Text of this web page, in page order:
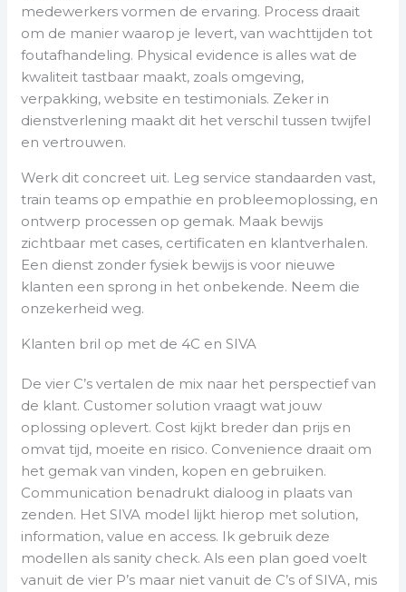
medewerkers vormen de ervaring. Process draait
om de manier waarop je levert, van wachttijden tot
foutafhandeling. Physical evidence is alles wat de
kwaliteit tastbaar maakt, zoals omgeving,
verpakking, website en testimonials. Zeker in
dienstverlening maakt dit het verschil tussen twijfel
en vertrouwen.
Werk dit concreet uit. Leg service standaarden vast,
train teams op empathie en probleemoplossing, en
ontwerp processen op gemak. Maak bewijs
zichtbaar met cases, certificaten en klantverhalen.
Een dienst zonder fysiek bewijs is voor nieuwe
klanten een sprong in het onbekende. Neem die
onzekerheid weg.
Klanten bril op met de 4C en SIVA
De vier C’s vertalen de mix naar het perspectief van
de klant. Customer solution vraagt wat jouw
oplossing oplevert. Cost kijkt breder dan prijs en
omvat tijd, moeite en risico. Convenience draait om
het gemak van vinden, kopen en gebruiken.
Communication benadrukt dialoog in plaats van
zenden. Het SIVA model lijkt hierop met solution,
information, value en access. Ik gebruik deze
modellen als sanity check. Als een plan goed voelt
vanuit de vier P’s maar niet vanuit de C’s of SIVA, mis